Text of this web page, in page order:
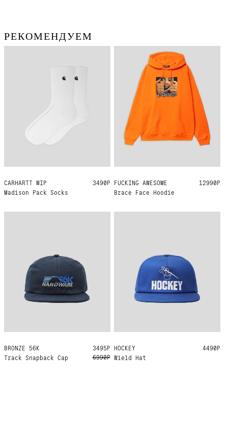
РЕКОМЕНДУЕМ
CARHARTT WIP
Madison Pack Socks
ONE SIZE 3490Р FUCKING AWESOME
Brace Face Hoodie
L XL 12990Р
BRONZE 56K
Track Snapback Cap
ONE SIZE
3495Р
6990Р
HOCKEY
Wield Hat
ONE SIZE 4490Р